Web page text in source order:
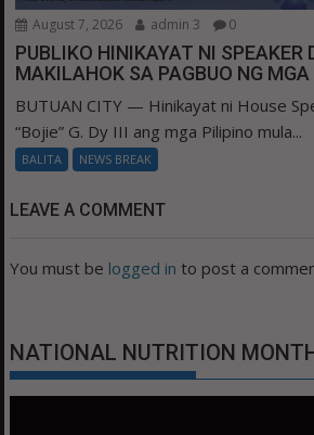
August 7, 2026 admin 3 0
PUBLIKO HINIKAYAT NI SPEAKER
MAKILAHOK SA PAGBUO NG
BUTUAN CITY — Hinikayat ni House
“Bojie” G. Dy III ang mga Pilipino mula...
BALITA NEWS BREAK
LEAVE A COMMENT
You must be logged in to post a
NATIONAL NUTRITION